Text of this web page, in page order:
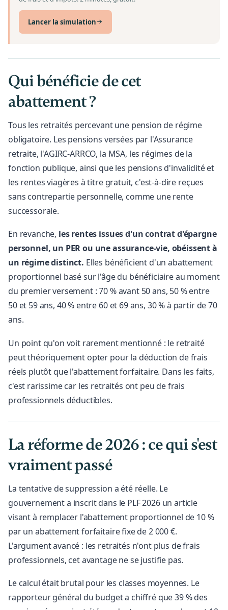
Lancer la simulation
Qui bénéficie de cet
abattement ?
Tous les retraités percevant une pension de régime
obligatoire. Les pensions versées par l'Assurance
retraite, l'AGIRC-ARRCO, la MSA, les régimes de la
fonction publique, ainsi que les pensions d'invalidité et
les rentes viagères à titre gratuit, c'est-à-dire reçues
sans contrepartie personnelle, comme une rente
successorale.
En revanche, les rentes issues d'un contrat d'épargne
personnel, un PER ou une assurance-vie, obéissent à
un régime distinct. Elles bénéficient d'un abattement
proportionnel basé sur l'âge du bénéficiaire au moment
du premier versement : 70 % avant 50 ans, 50 % entre
50 et 59 ans, 40 % entre 60 et 69 ans, 30 % à partir de 70
ans.
Un point qu'on voit rarement mentionné : le retraité
peut théoriquement opter pour la déduction de frais
réels plutôt que l'abattement forfaitaire. Dans les faits,
c'est rarissime car les retraités ont peu de frais
professionnels déductibles.
La réforme de 2026 : ce qui s'est
vraiment passé
La tentative de suppression a été réelle. Le
gouvernement a inscrit dans le PLF 2026 un article
visant à remplacer l'abattement proportionnel de 10 %
par un abattement forfaitaire fixe de 2 000 €.
L'argument avancé : les retraités n'ont plus de frais
professionnels, cet avantage ne se justifie pas.
Le calcul était brutal pour les classes moyennes. Le
rapporteur général du budget a chiffré que 39 % des